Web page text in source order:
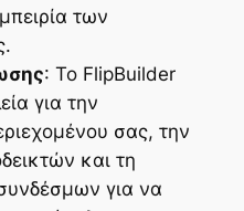
των
: Το FlipBuilder
για την
σας, την
και τη
για να